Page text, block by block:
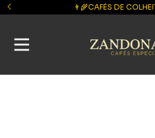
👨‍🌾CAFÉS DE